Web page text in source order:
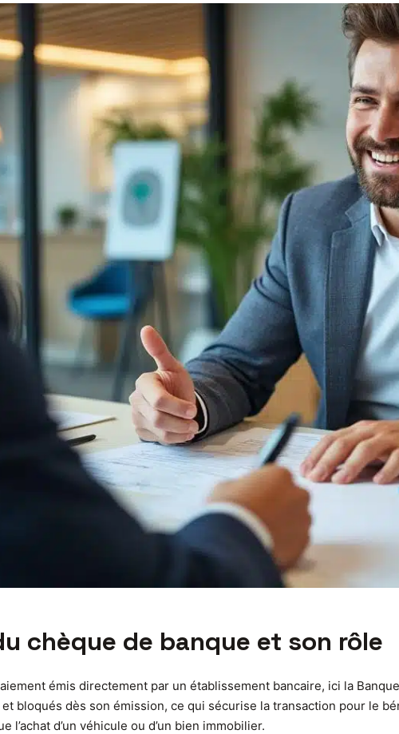
chèque de banque et son rôle
émis directement par un établissement bancaire, ici la
bloqués dès son émission, ce qui sécurise la transaction pour le
d’un véhicule ou d’un bien immobilier.